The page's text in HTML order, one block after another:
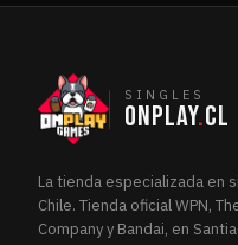
SINGLES
ONPLAY.CL
La tienda especializada en
Chile. Tienda oficial WPN,
Company y Bandai, en